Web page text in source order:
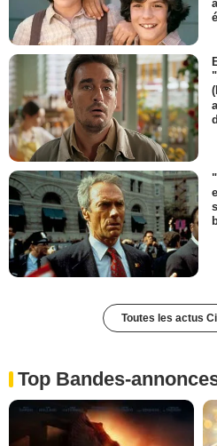
Toutes les actus
Top Bandes-